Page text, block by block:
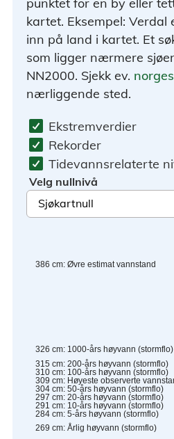
kartet. Eksempel:
inn på land i kartet. Et
som ligger nærmere
NN2000. Sjekk ev.
nærliggende sted.
Ekstremverdier
Rekorder
Tidevannsrelaterte
Velg nullnivå
386 cm: Øvre estimat vannstand
326 cm: 1000-års høyvann (stormflo)
315 cm: 200-års høyvann (stormflo)
310 cm: 100-års høyvann (stormflo)
309 cm: Høyeste observerte
304 cm: 50-års høyvann (stormflo)
297 cm: 20-års høyvann (stormflo)
291 cm: 10-års høyvann (stormflo)
284 cm: 5-års høyvann (stormflo)
269 cm: Årlig høyvann (stormflo)